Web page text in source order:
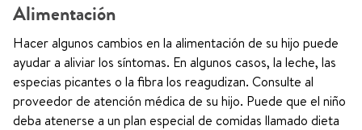
Alimentación
Hacer algunos cambios en la alimentación de su hijo puede
ayudar a aliviar los síntomas. En algunos casos, la leche, las
especias picantes o la fibra los reagudizan. Consulte al
proveedor de atención médica de su hijo. Puede que el niño
deba atenerse a un plan especial de comidas llamado dieta